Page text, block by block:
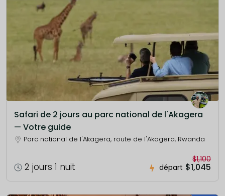
Safari de 2 jours au parc national de l'Akagera
— Votre guide
Parc national de l'Akagera, route de l'Akagera, Rwanda
2 jours 1 nuit départ
$1,100
$1,045